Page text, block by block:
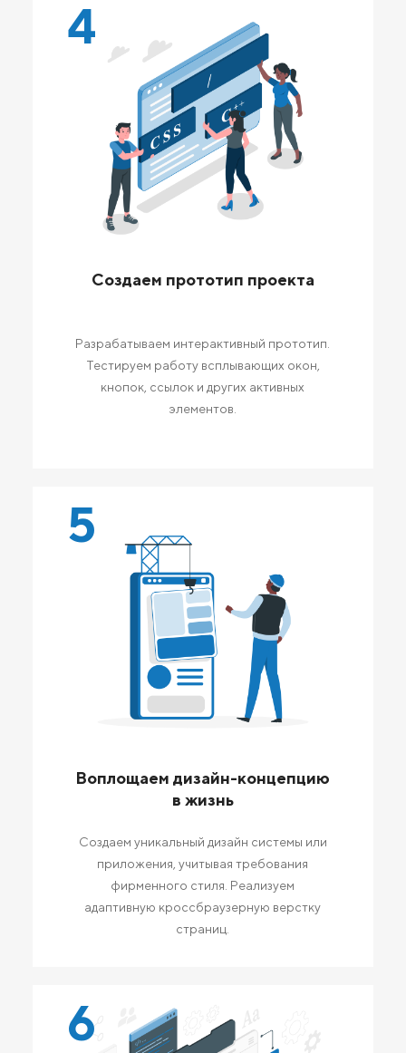
4
Создаем прототип проекта
Разрабатываем интерактивный прототип.
Тестируем работу всплывающих окон,
кнопок, ссылок и других активных
элементов.
5
Воплощаем дизайн-концепцию
в жизнь
Создаем уникальный дизайн системы или
приложения, учитывая требования
фирменного стиля. Реализуем
адаптивную кроссбраузерную верстку
страниц.
6